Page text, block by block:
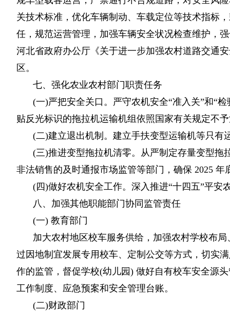
关技术标准，优化车辆制动、车载定位等技术指标
任，规范运营管理，加强车辆安全状况检查维护，
河北省政府办公厅《关于进一步加强农村道路交通
区。
七、强化农业农村部门职责任务
(一)严把安全关口。严守农机安全“准入关”和“
贴反光标识的拖拉机运输机组依照国家有关规定不
(二)建立退出机制。建立手扶变型运输机等只有
(三)推进变型拖拉机清零。从严制定存量变型
非法销售的及时通报市场监管等部门，确保 2025 年
(四)做好农机安全工作。深入推进“十四五”平
八、加强其他职能部门协同监管责任
(一) 教育部门
加大农村地区校车服务供给，加强农村学校布
过因地制宜发展专用校车、定制公交等方式，切实
作的监管，督促学校(幼儿园) 做好自有校车安全源
工作制度、应急预案和安全管理台账。
(二)财政部门